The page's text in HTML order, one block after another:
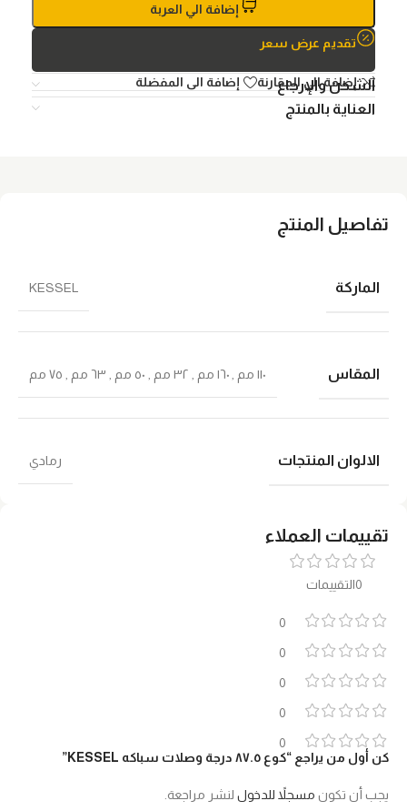
إضافة الي العربة
تقديم عرض سعر
إضافة الي المقارنة إضافة الى المفضلة
الشحن والإرجاع
العناية بالمنتج
تقييمات العملاء
0التقييمات
0
0
0
0
0
كن أول من يراجع “كوع ٨٧.٥ درجة وصلات سباكه KESSEL”
يجب أن تكون مسجلاً للدخول لنشر مراجعة.
تفاصيل المنتج
الماركة KESSEL
المقاس ١١٠ مم ١٦٠ مم ٣٢ مم ٥٠ مم ٦٣ مم ٧٥ مم
الالوان المنتجات رمادي